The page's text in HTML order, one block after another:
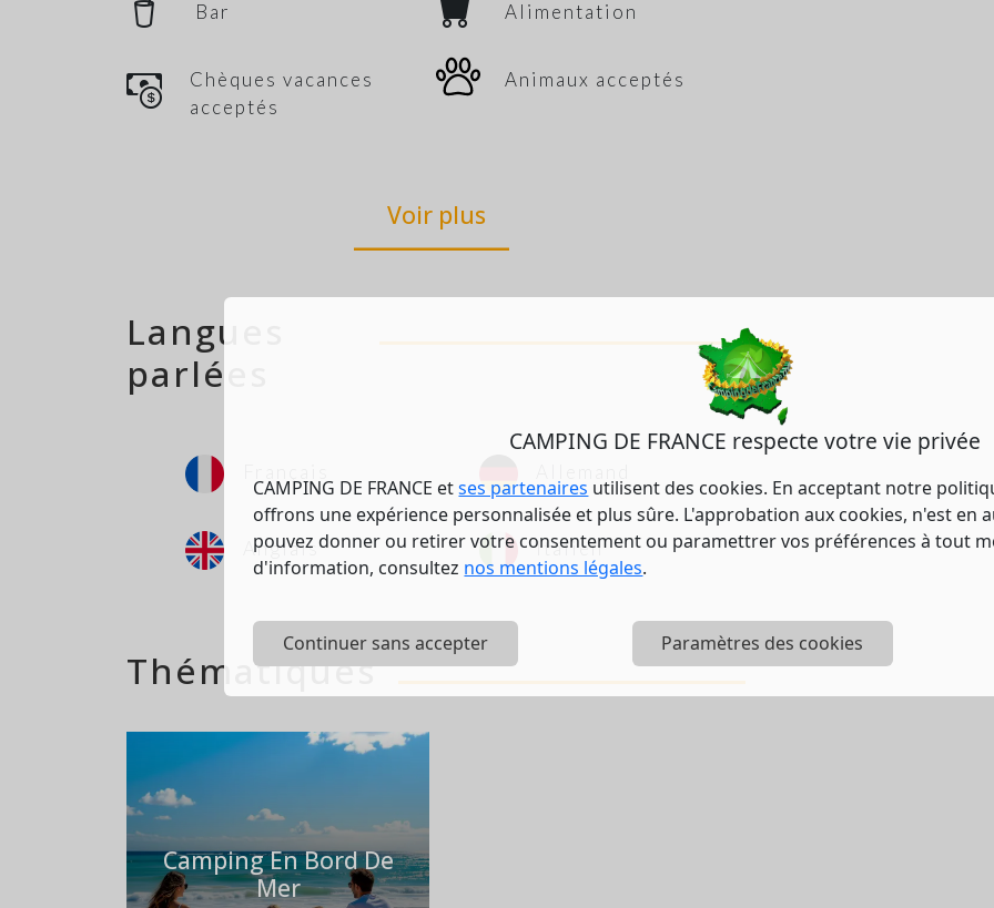
CAMPING DE FRANCE respecte votre vie privée
CAMPING DE FRANCE etses partenaires utilisent des cookies. En acceptant notre
offrons une expérience personnalisée et plus sûre. L'approbation aux cookies, n'est en
pouvez donner ou retirer votre consentement ou paramettrer vos préférences à tout
d'information, consultez nos mentions légales.
Continuer sans accepter Paramètres des cookies
Bar Alimentation
Chèques vacances
acceptés
Animaux acceptés
Voir plus
Langues
parlées
Anglais Italien
Thématiques
Camping En Bord De
Mer